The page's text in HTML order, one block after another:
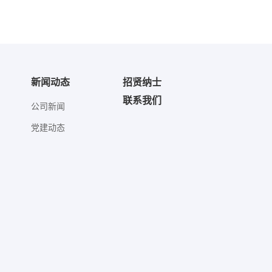
新闻动态
公司新闻
党建动态
招贤纳士
联系我们